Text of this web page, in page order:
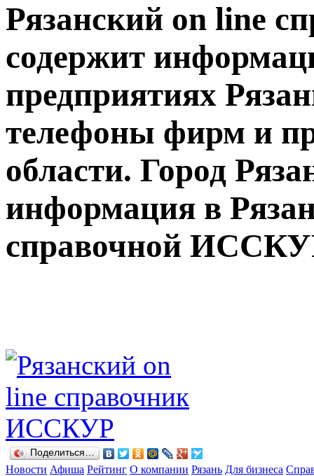
Рязанский on line
содержит
предприятиях
телефоны фирм и
области. Город
информация в
справочной
Поделиться…
Новости Афиша Рейтинг О компании Рязань Для бизнеса